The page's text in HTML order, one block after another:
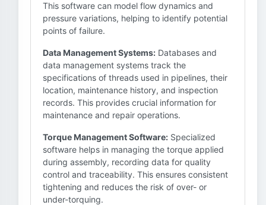
This software can model flow dynamics and
pressure variations, helping to identify potential
points of failure.
Data Management Systems: Databases and
data management systems track the
specifications of threads used in pipelines, their
location, maintenance history, and inspection
records. This provides crucial information for
maintenance and repair operations.
Torque Management Software: Specialized
software helps in managing the torque applied
during assembly, recording data for quality
control and traceability. This ensures consistent
tightening and reduces the risk of over- or
under-torquing.